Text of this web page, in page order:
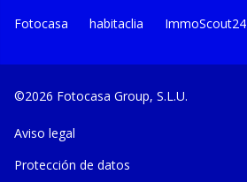
Fotocasa habitaclia ImmoScout24
©2026 Fotocasa Group, S.L.U.
Aviso legal
Protección de datos